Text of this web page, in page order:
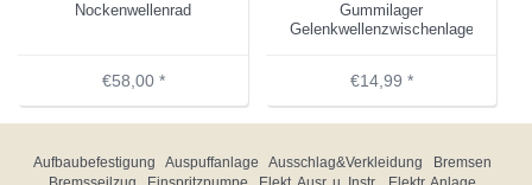
Nockenwellenrad
€58,00 *
Gummilager
Gelenkwellenzwischenlager
€14,99 *
Aufbaubefestigung Auspuffanlage Ausschlag&Verkleidung
Bremsen